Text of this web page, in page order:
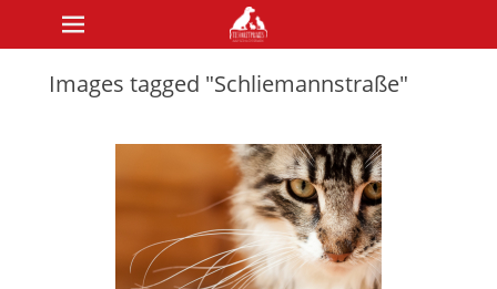
Skip
Primary Menu
Images tagged "Schliemannstraße"